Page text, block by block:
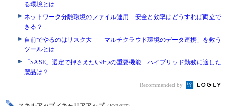
る環境とは
ネットワーク分離環境のファイル運用 安全と効率はどうすれば両立で
きる？
自前でやるのはリスク大 「マルチクラウド環境のデータ連携」を救う
ツールとは
「SASE」選定で押さえたい8つの重要機能 ハイブリッド勤務に適した
製品は？
Recommended by